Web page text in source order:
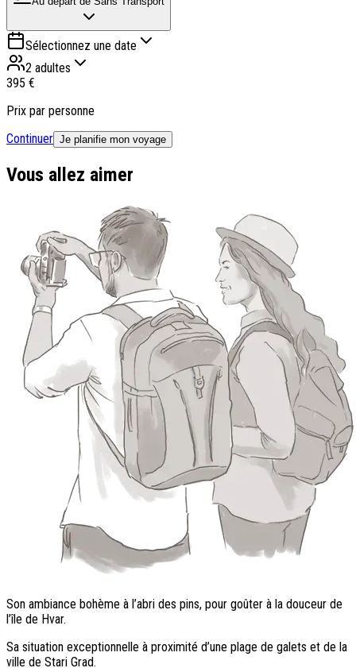
Sélectionnez une date
2 adultes
395 €
Prix par personne
Continuer Je planifie mon voyage
Vous allez aimer
Son ambiance bohème à l’abri des pins, pour goûter à la douceur de
l’île de Hvar.
Sa situation exceptionnelle à proximité d’une plage de galets et de la
ville de Stari Grad.